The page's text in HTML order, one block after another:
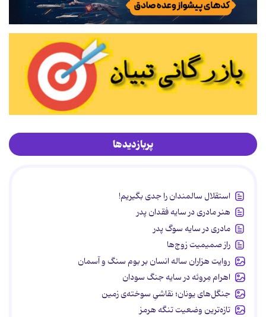
پربازدیدها
استقلال سالمندان را جدی بگیریم!
هنر مادری در سایه‌ فقدان پدر
مادری در سایه سوگ پدر
راز صمیمیت زوج‌ها
روایت هزاران ساله انسان بر بوم سنگ و آسمان
اهرام مِروئه در سایه جنگ سودان
جنگل‌های یونان؛ نقاشیِ سوخته‌ی زمین
تازه‌ترین وضعیت تنگه هرمز